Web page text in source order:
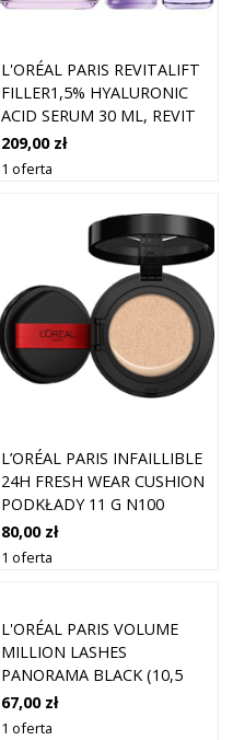
L'ORÉAL PARIS REVITALIFT
FILLER1,5% HYALURONIC
ACID SERUM 30 ML, REVIT
209,00 zł
1 oferta
L’ORÉAL PARIS INFAILLIBLE
24H FRESH WEAR CUSHION
PODKŁADY 11 G N100
80,00 zł
1 oferta
L'ORÉAL PARIS VOLUME
MILLION LASHES
PANORAMA BLACK (10,5
ML)
67,00 zł
1 oferta